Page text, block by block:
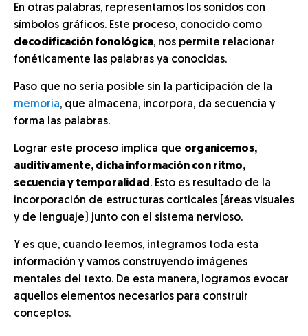
En otras palabras, representamos los sonidos con
símbolos gráficos. Este proceso, conocido como
decodificación fonológica, nos permite relacionar
fonéticamente las palabras ya conocidas.
Paso que no sería posible sin la participación de la
memoria, que almacena, incorpora, da secuencia y
forma las palabras.
Lograr este proceso implica que organicemos,
auditivamente, dicha información con ritmo,
secuencia y temporalidad . Esto es resultado de la
incorporación de estructuras corticales (áreas visuales
y de lenguaje) junto con el sistema nervioso.
Y es que, cuando leemos, integramos toda esta
información y vamos construyendo imágenes
mentales del texto. De esta manera, logramos evocar
aquellos elementos necesarios para construir
conceptos.